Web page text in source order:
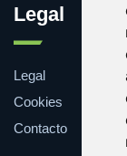
Legal
Legal
Cookies
Contacto